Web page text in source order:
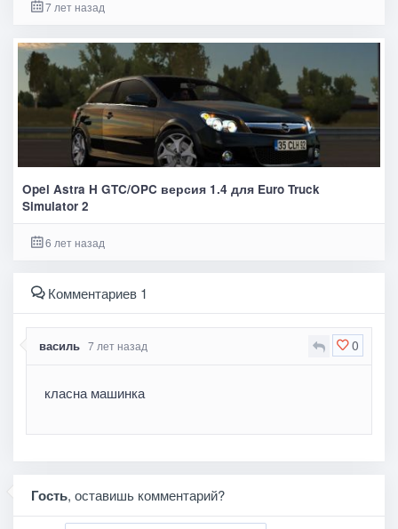
7 лет назад
Opel Astra H GTC/OPC версия 1.4 для Euro Truck
Simulator 2
6 лет назад
Комментариев 1
0
василь 7 лет назад
класна машинка
Гость, оставишь комментарий?